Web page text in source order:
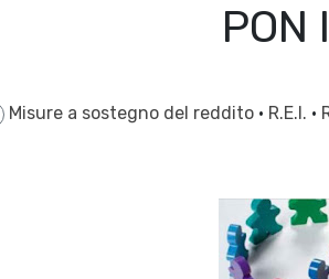
PON
Misure a sostegno del reddito · R.E.I. ·